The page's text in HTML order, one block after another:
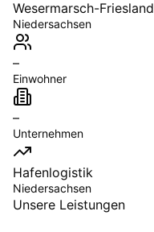
Wesermarsch-Friesland
Niedersachsen
–
Einwohner
–
Unternehmen
Hafenlogistik
Niedersachsen
Unsere Leistungen